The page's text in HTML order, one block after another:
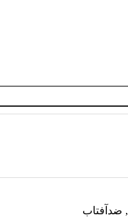
, ضدآفتاب